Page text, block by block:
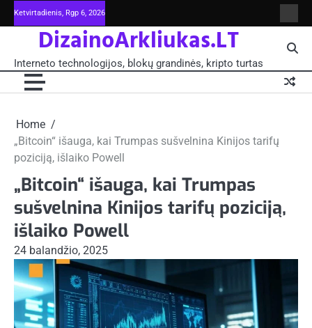
Skip
to
Ketvirtadienis, Rgp 6, 2026
ir
blokų
DizainoArkliukas.LT
Interneto technologijos, blokų grandinės, kripto turtas
Home
„Bitcoin“ išauga, kai Trumpas sušvelnina Kinijos tarifų
poziciją, išlaiko Powell
„Bitcoin“ išauga, kai Trumpas
sušvelnina Kinijos tarifų poziciją,
išlaiko Powell
24 balandžio, 2025